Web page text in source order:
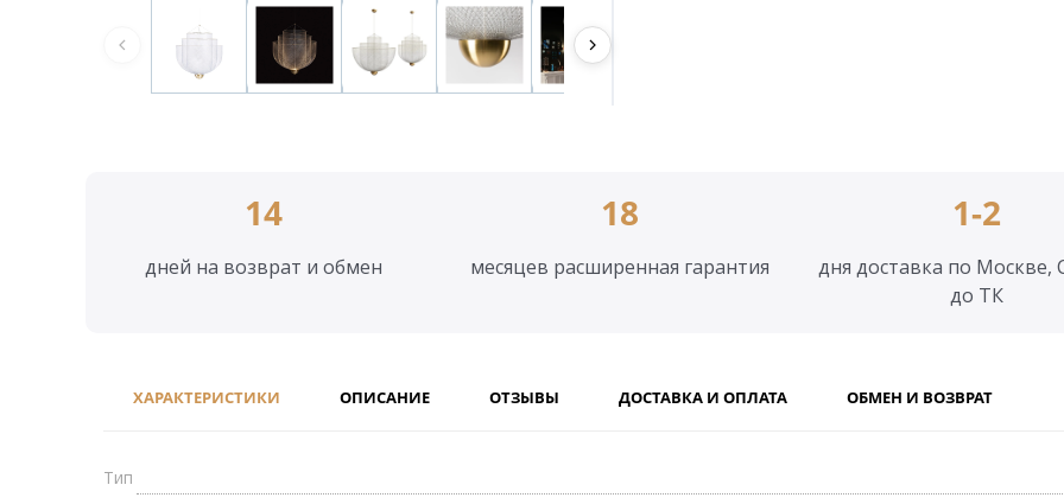
14
дней на возврат и обмен
18
месяцев расширенная гарантия
1-2
дня доставка по Москве,
до ТК
ХАРАКТЕРИСТИКИ ОПИСАНИЕ ОТЗЫВЫ ДОСТАВКА И ОПЛАТА ОБМЕН И ВОЗВРАТ
Тип